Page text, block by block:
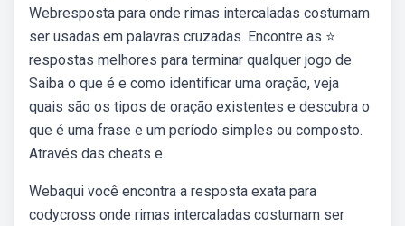
Webresposta para onde rimas intercaladas costumam
ser usadas em palavras cruzadas. Encontre as ⭐
respostas melhores para terminar qualquer jogo de.
Saiba o que é e como identificar uma oração, veja
quais são os tipos de oração existentes e descubra o
que é uma frase e um período simples ou composto.
Através das cheats e.
Webaqui você encontra a resposta exata para
codycross onde rimas intercaladas costumam ser